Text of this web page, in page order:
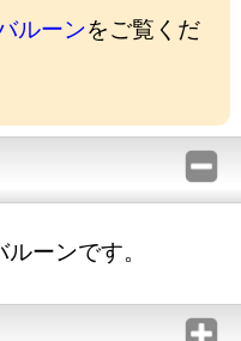
ルーンをご覧くだ
ーンです。